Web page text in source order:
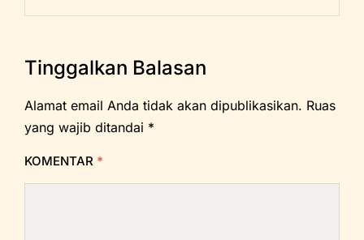
Tinggalkan Balasan
Alamat email Anda tidak akan dipublikasikan. Ruas
yang wajib ditandai *
KOMENTAR *